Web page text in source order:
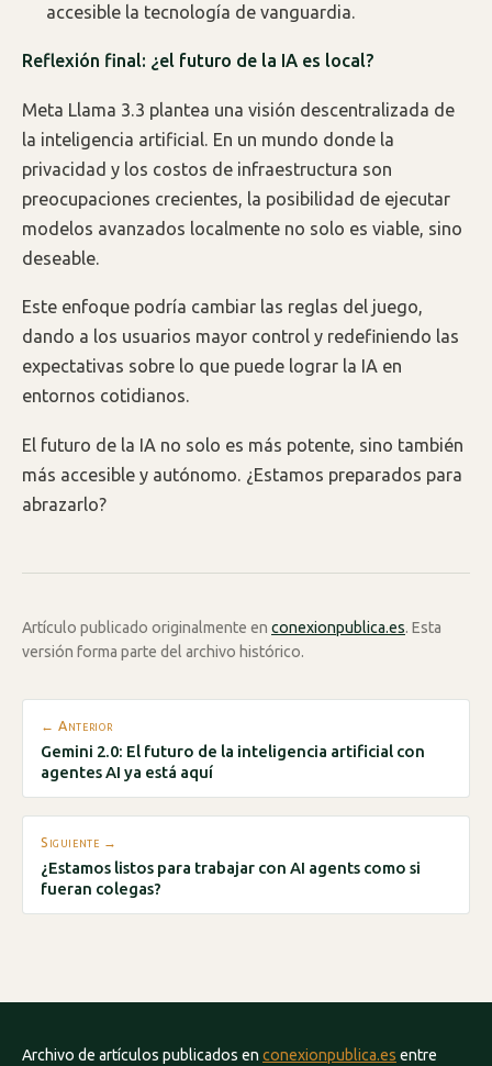
accesible la tecnología de vanguardia.
Reflexión final: ¿el futuro de la IA es local?
Meta Llama 3.3 plantea una visión descentralizada de
la inteligencia artificial. En un mundo donde la
privacidad y los costos de infraestructura son
preocupaciones crecientes, la posibilidad de ejecutar
modelos avanzados localmente no solo es viable, sino
deseable.
Este enfoque podría cambiar las reglas del juego,
dando a los usuarios mayor control y redefiniendo las
expectativas sobre lo que puede lograr la IA en
entornos cotidianos.
El futuro de la IA no solo es más potente, sino también
más accesible y autónomo. ¿Estamos preparados para
abrazarlo?
Artículo publicado originalmente en conexionpublica.es. Esta
versión forma parte del archivo histórico.
← Anterior
Gemini 2.0: El futuro de la inteligencia artificial con
agentes AI ya está aquí
Siguiente →
¿Estamos listos para trabajar con AI agents como si
fueran colegas?
Archivo de artículos publicados en conexionpublica.es entre